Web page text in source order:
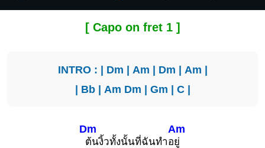
[ Capo on fret 1 ]
INTRO : | Dm | Am | Dm | Am |
| Bb| Am Dm | Gm | C|
Dm
ต้นงิ้วทั้งนั้นที่ฉันทำอ
Am
ยู่